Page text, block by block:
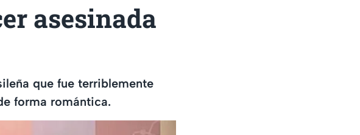
asesinada
que fue terriblemente
forma romántica.